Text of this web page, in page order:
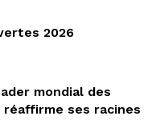
2026
mondial des
ses racines